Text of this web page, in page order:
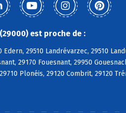
est proche de :
29510 Landrévarzec, 29510
29170 Fouesnant, 29950
Plonéis, 29120 Combrit, 29120